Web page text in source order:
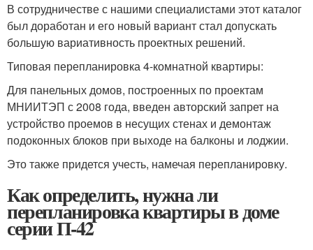
В сотрудничестве с нашими специалистами этот каталог
был доработан и его новый вариант стал допускать
большую вариативность проектных решений.
Типовая перепланировка 4-комнатной квартиры:
Для панельных домов, построенных по проектам
МНИИТЭП с 2008 года, введен авторский запрет на
устройство проемов в несущих стенах и демонтаж
подоконных блоков при выходе на балконы и лоджии.
Это также придется учесть, намечая перепланировку.
Как определить, нужна ли
перепланировка квартиры в доме
серии П-42